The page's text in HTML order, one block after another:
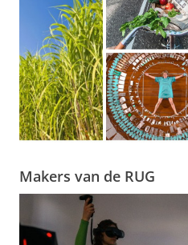
Makers van de RUG